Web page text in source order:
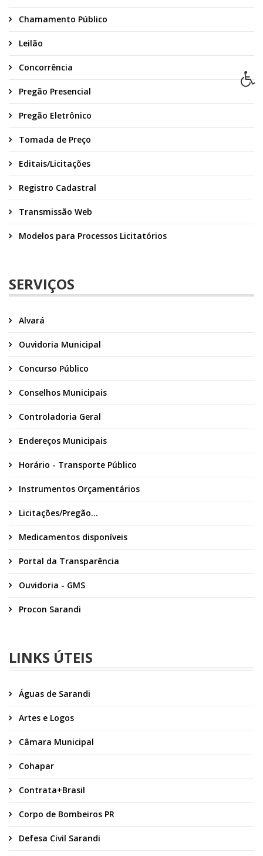
Chamamento Público
Leilão
Concorrência
Pregão Presencial
Pregão Eletrônico
Tomada de Preço
Editais/Licitações
Registro Cadastral
Transmissão Web
Modelos para Processos Licitatórios
SERVIÇOS
Alvará
Ouvidoria Municipal
Concurso Público
Conselhos Municipais
Controladoria Geral
Endereços Municipais
Horário - Transporte Público
Instrumentos Orçamentários
Licitações/Pregão...
Medicamentos disponíveis
Portal da Transparência
Ouvidoria - GMS
Procon Sarandi
LINKS ÚTEIS
Águas de Sarandi
Artes e Logos
Câmara Municipal
Cohapar
Contrata+Brasil
Corpo de Bombeiros PR
Defesa Civil Sarandi